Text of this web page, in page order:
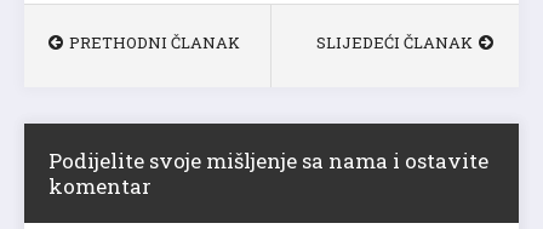
PRETHODNI ČLANAK SLIJEDEĆI ČLANAK
Podijelite svoje mišljenje sa nama i ostavite
komentar